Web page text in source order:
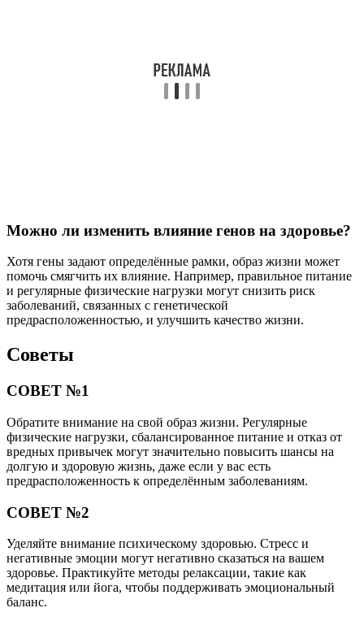
Можно ли изменить влияние генов на здоровье?
Хотя гены задают определённые рамки, образ жизни может
помочь смягчить их влияние. Например, правильное питание
и регулярные физические нагрузки могут снизить риск
заболеваний, связанных с генетической
предрасположенностью, и улучшить качество жизни.
Советы
СОВЕТ №1
Обратите внимание на свой образ жизни. Регулярные
физические нагрузки, сбалансированное питание и отказ от
вредных привычек могут значительно повысить шансы на
долгую и здоровую жизнь, даже если у вас есть
предрасположенность к определённым заболеваниям.
СОВЕТ №2
Уделяйте внимание психическому здоровью. Стресс и
негативные эмоции могут негативно сказаться на вашем
здоровье. Практикуйте методы релаксации, такие как
медитация или йога, чтобы поддерживать эмоциональный
баланс.